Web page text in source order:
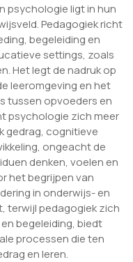
psychologie ligt in hun
Pedagogiek richt
begeleiding en
settings, zoals
Het legt de nadruk op
leeromgeving en het
tussen opvoeders en
psychologie zich meer
gedrag, cognitieve
ongeacht de
denken, voelen en
het begrijpen van
in onderwijs- en
terwijl pedagogiek zich
begeleiding, biedt
processen die ten
en leren.